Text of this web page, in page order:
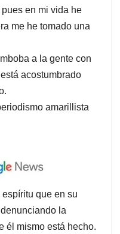
en mi vida he
me he tomado una
a la gente con
acostumbrado
amarillista
que en su
la
él mismo está hecho.